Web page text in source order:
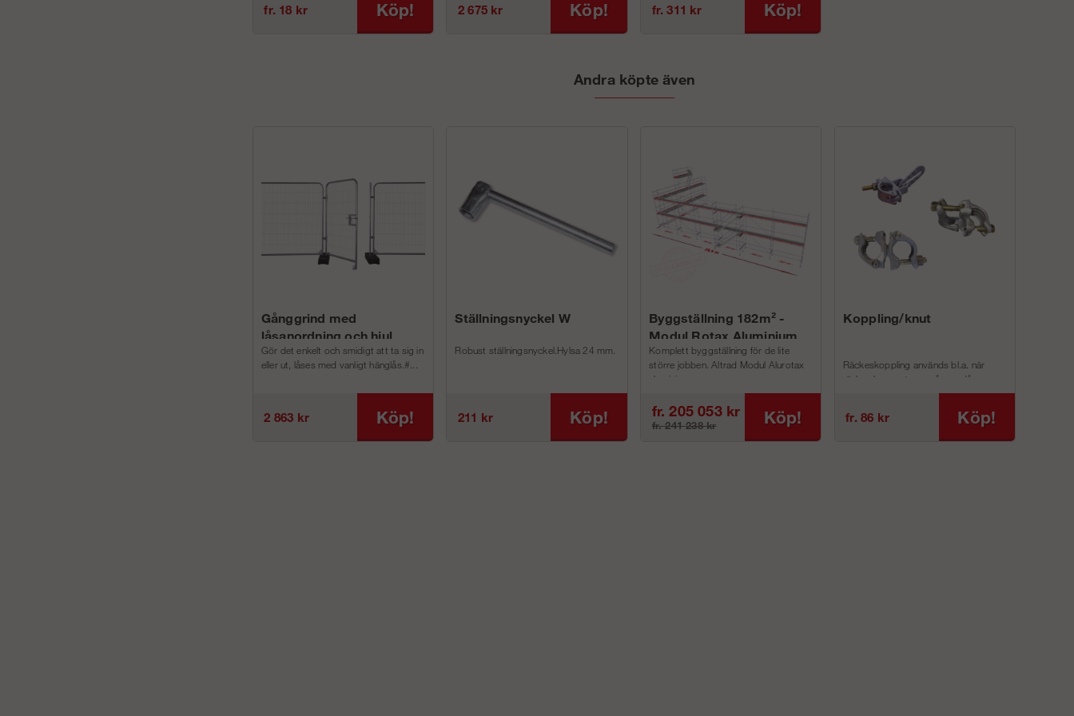
fr. 18 kr Köp! 2 675 kr Köp! fr. 311 kr Köp!
Andra köpte även
Gånggrind med
låsanordning och hjul
Gör det enkelt och smidigt att ta sig in
eller ut, låses med vanligt hänglås.#...
2 863 kr Köp!
Ställningsnyckel W
Robust ställningsnyckel.Hylsa 24 mm.
211 kr Köp!
Byggställning 182m² -
Modul Rotax Aluminium
Komplett byggställning för de lite
större jobben. Altrad Modul Alurotax
aluminium p...
fr. 205 053 kr
fr. 241 238 kr Köp!
Koppling/knut
Räckeskoppling används bl.a. när
räcke ska monteras på ram då anna...
fr. 86 kr Köp!